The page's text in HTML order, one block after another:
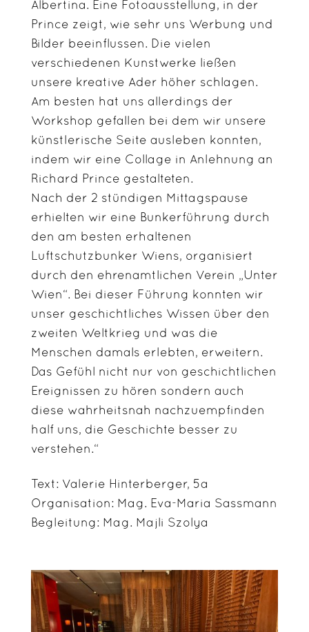
Albertina. Eine Fotoausstellung, in der
Prince zeigt, wie sehr uns Werbung und
Bilder beeinflussen. Die vielen
verschiedenen Kunstwerke ließen
unsere kreative Ader höher schlagen.
Am besten hat uns allerdings der
Workshop gefallen bei dem wir unsere
künstlerische Seite ausleben konnten,
indem wir eine Collage in Anlehnung an
Richard Prince gestalteten.
Nach der 2 stündigen Mittagspause
erhielten wir eine Bunkerführung durch
den am besten erhaltenen
Luftschutzbunker Wiens, organisiert
durch den ehrenamtlichen Verein „Unter
Wien“. Bei dieser Führung konnten wir
unser geschichtliches Wissen über den
zweiten Weltkrieg und was die
Menschen damals erlebten, erweitern.
Das Gefühl nicht nur von geschichtlichen
Ereignissen zu hören sondern auch
diese wahrheitsnah nachzuempfinden
half uns, die Geschichte besser zu
verstehen.“
Text: Valerie Hinterberger, 5a
Organisation: Mag. Eva-Maria Sassmann
Begleitung: Mag. Majli Szolya